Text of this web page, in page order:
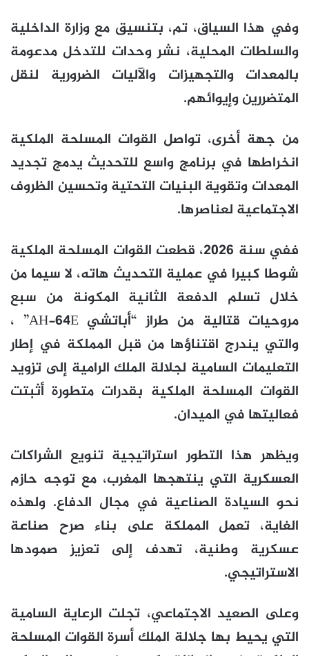
وفي هذا السياق، تم، بتنسيق مع وزارة الداخلية
والسلطات المحلية، نشر وحدات للتدخل مدعومة
بالمعدات والتجهيزات والآليات الضرورية لنقل
المتضررين وإيوائهم.
من جهة أخرى، تواصل القوات المسلحة الملكية
انخراطها في برنامج واسع للتحديث يدمج تجديد
المعدات وتقوية البنيات التحتية وتحسين الظروف
الاجتماعية لعناصرها.
ففي سنة 2026، قطعت القوات المسلحة الملكية
شوطا كبيرا في عملية التحديث هاته، لا سيما من
خلال تسلم الدفعة الثانية المكونة من سبع
مروحيات قتالية من طراز “أباتشي AH-64E” ،
والتي يندرج اقتناؤها من قبل المملكة في إطار
التعليمات السامية لجلالة الملك الرامية إلى تزويد
القوات المسلحة الملكية بقدرات متطورة أثبتت
فعاليتها في الميدان.
ويظهر هذا التطور استراتيجية تنويع الشراكات
العسكرية التي ينتهجها المغرب، مع توجه حازم
نحو السيادة الصناعية في مجال الدفاع. ولهذه
الغاية، تعمل المملكة على بناء صرح صناعة
عسكرية وطنية، تهدف إلى تعزيز صمودها
الاستراتيجي.
وعلى الصعيد الاجتماعي، تجلت الرعاية السامية
التي يحيط بها جلالة الملك أسرة القوات المسلحة